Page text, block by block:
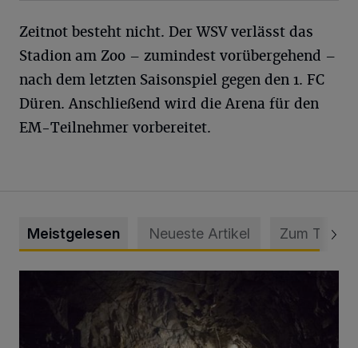
Zeitnot besteht nicht. Der WSV verlässt das
Stadion am Zoo – zumindest vorübergehend –
nach dem letzten Saisonspiel gegen den 1. FC
Düren. Anschließend wird die Arena für den
EM-Teilnehmer vorbereitet.
Meistgelesen Neueste Artikel Zum Thema